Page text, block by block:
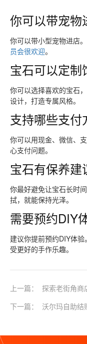
你可以带宠物
你可以带小型宠物进店
员会很欢迎。
宝石可以定制
你可以选择喜欢的宝石
设计，打造专属风格。
支持哪些支付
你可以用现金、微信、
心支付问题。
宝石有保养建
你最好避免让宝石长时
拭，就能保持光泽。
需要预约DIY
建议你提前预约DIY体
受更好的手作乐趣。
上一篇：
探索老街角商
下一篇：
沃尔玛自助结